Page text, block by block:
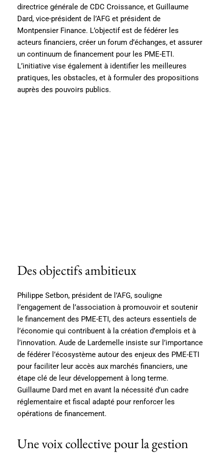
directrice générale de CDC Croissance, et Guillaume
Dard, vice-président de l’AFG et président de
Montpensier Finance. L’objectif est de fédérer les
acteurs financiers, créer un forum d’échanges, et assurer
un continuum de financement pour les PME-ETI.
L’initiative vise également à identifier les meilleures
pratiques, les obstacles, et à formuler des propositions
auprès des pouvoirs publics.
Des objectifs ambitieux
Philippe Setbon, président de l’AFG, souligne
l’engagement de l’association à promouvoir et soutenir
le financement des PME-ETI, des acteurs essentiels de
l’économie qui contribuent à la création d’emplois et à
l’innovation. Aude de Lardemelle insiste sur l’importance
de fédérer l’écosystème autour des enjeux des PME-ETI
pour faciliter leur accès aux marchés financiers, une
étape clé de leur développement à long terme.
Guillaume Dard met en avant la nécessité d’un cadre
réglementaire et fiscal adapté pour renforcer les
opérations de financement.
Une voix collective pour la gestion